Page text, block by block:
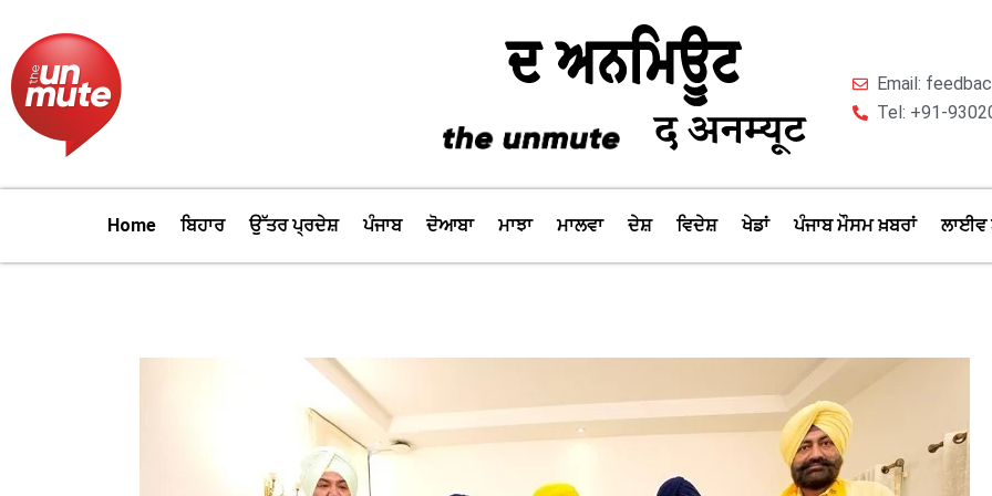
content
Email:
Tel: +91-
Home ਬਿਹਾਰ ਉੱਤਰ ਪ੍ਰਦੇਸ਼ ਪੰਜਾਬ ਦੋਆਬਾ ਮਾਝਾ ਮਾਲਵਾ ਦੇਸ਼ ਵਿਦੇਸ਼ ਖੇਡਾਂ ਪੰਜਾਬ ਮੌਸਮ ਖ਼ਬਰਾਂ ਲਾਈਵ